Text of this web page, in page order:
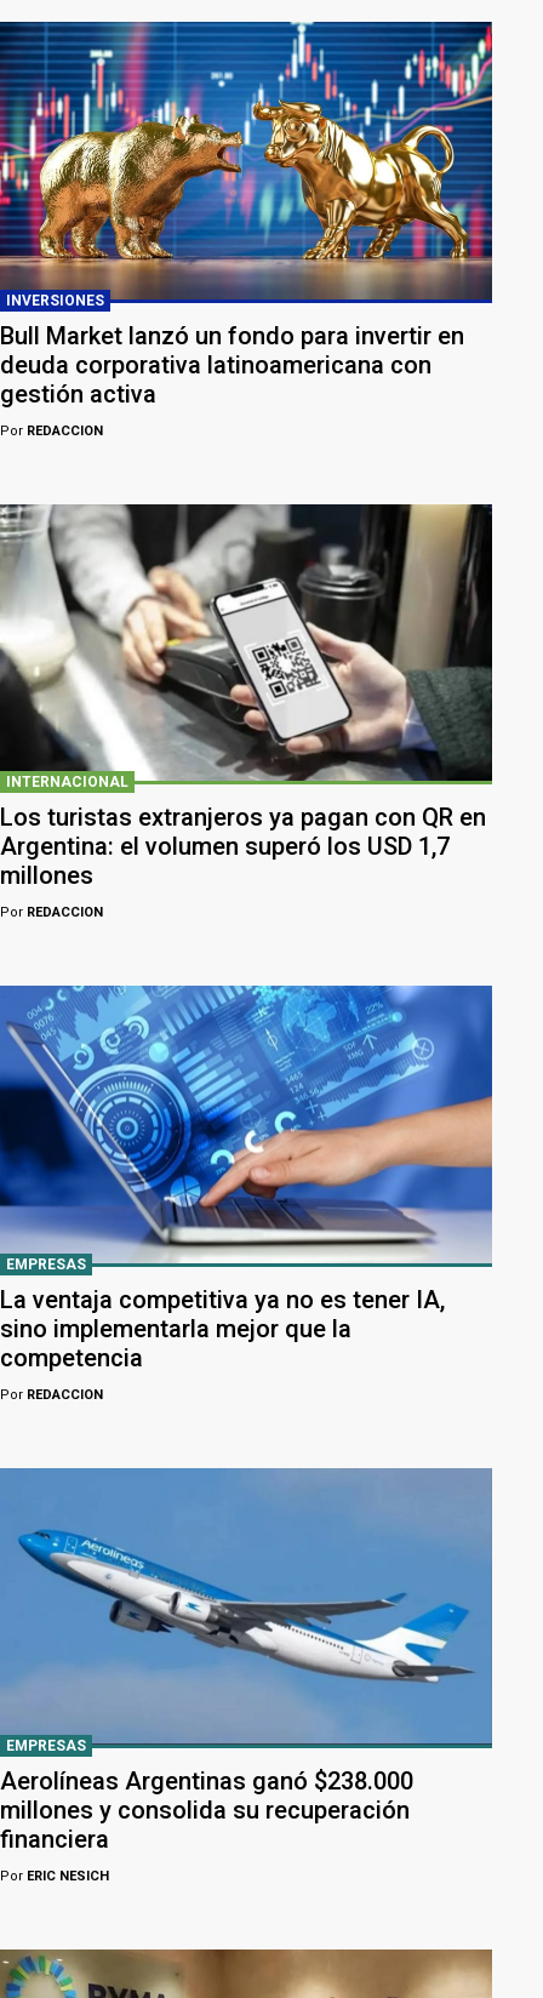
INVERSIONES
Bull Market lanzó un fondo para invertir en
deuda corporativa latinoamericana con
gestión activa
Por REDACCION
INTERNACIONAL
Los turistas extranjeros ya pagan con QR en
Argentina: el volumen superó los USD 1,7
millones
Por REDACCION
EMPRESAS
La ventaja competitiva ya no es tener IA,
sino implementarla mejor que la
competencia
Por REDACCION
EMPRESAS
Aerolíneas Argentinas ganó $238.000
millones y consolida su recuperación
financiera
Por ERIC NESICH